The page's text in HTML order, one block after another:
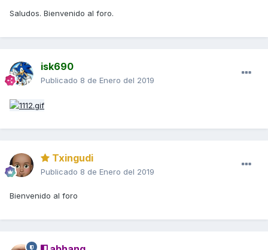
Saludos. Bienvenido al foro.
isk690
Publicado 8 de Enero del 2019
Txingudi
Publicado 8 de Enero del 2019
Bienvenido al foro